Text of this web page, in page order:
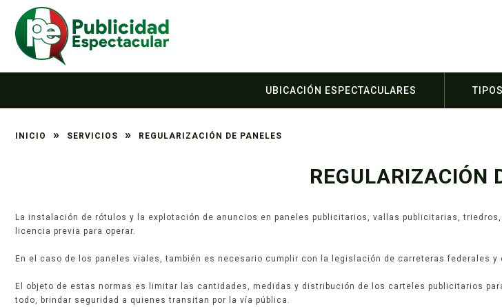
UBICACIÓN ESPECTACULARES
INICIO » SERVICIOS » REGULARIZACIÓN DE PANELES
REGULARIZACIÓN
La instalación de rótulos y la explotación de anuncios en paneles publicitarios, vallas publicitarias,
licencia previa para operar.
En el caso de los paneles viales, también es necesario cumplir con la legislación de carreteras federales
El objeto de estas normas es limitar las cantidades, medidas y distribución de los carteles publicitarios
todo, brindar seguridad a quienes transitan por la vía pública.